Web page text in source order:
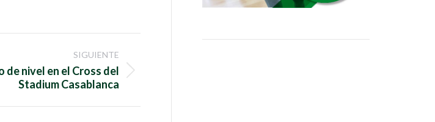
SIGUIENTE
de nivel en el Cross del
Stadium Casablanca